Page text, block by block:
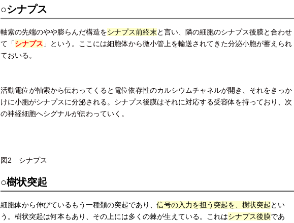
○シナプス
軸索の先端のやや膨らんだ構造をシナプス前終末と言い、隣の細胞のシナプス後膜と合わせ
て「シナプス 」という。ここには細胞体から微小管上を輸送されてきた分泌小胞が蓄えられ
ておいる。
活動電位が軸索から伝わってくると電位依存性のカルシウムチャネルが開き、それをきっか
けに小胞がシナプスに分泌される。シナプス後膜はそれに対応する受容体を持っており、次
の神経細胞へシグナルが伝わっていく。
図2 シナプス
○樹状突起
細胞体から伸びているもう一種類の突起であり、信号の入力を担う突起を、樹状突起とい
う。樹状突起は何本もあり、その上には多くの棘が生えている。これはシナプス後膜であ